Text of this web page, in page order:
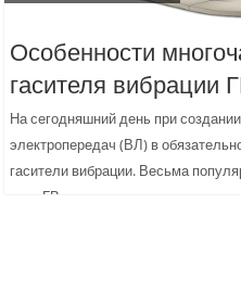
Особенности
гасителя вибрации
На сегодняшний день при
электропередач (ВЛ) в
гасители вибрации. Весьма
типа ГВ, которые являются